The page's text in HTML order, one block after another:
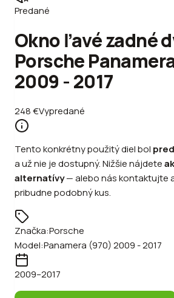
Predané
Okno ľavé zadné
Porsche
2009 - 2017
248€Vypredané
Tento konkrétny použitý diel bol
a už nie je dostupný. Nižšie nájdete
alternatívy—alebonás kontaktujte
pribudne podobný kus.
Značka:Porsche
Model:Panamera (970) 2009 - 2017
2009–2017